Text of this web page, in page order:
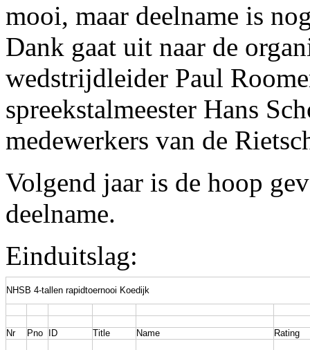
mooi, maar deelname is
Dank gaat uit naar de
wedstrijdleider Paul
spreekstalmeester Hans
medewerkers van de
Volgend jaar is de hoop
deelname.
Einduitslag:
NHSB 4-tallen rapidtoernooi Koedijk
Nr Pno ID Title Name Rating